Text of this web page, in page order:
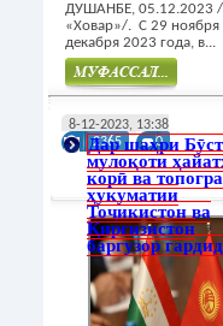
ДУШАНБЕ, 05.12.2023
«Ховар»/. С 29 ноября
декабря 2023 года, в...
8-12-2023, 13:38
2365
0
Дар шаҳри
мулоқоти
корӣ ва
ҳукуматии
Тоҷикистон ва
Қирғизистон
баргузор гардид